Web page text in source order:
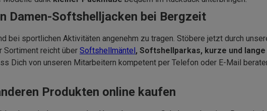
Damen-Softshelljacken bei Bergzeit
bei sportlichen Aktivitäten angenehm zu tragen. Stöbere jetzt durch
Sortiment reicht über Softshellmäntel , Softshellparkas, kurze und
Dich von unseren Mitarbeitern kompetent per Telefon oder E-Mail
Produkten online kaufen